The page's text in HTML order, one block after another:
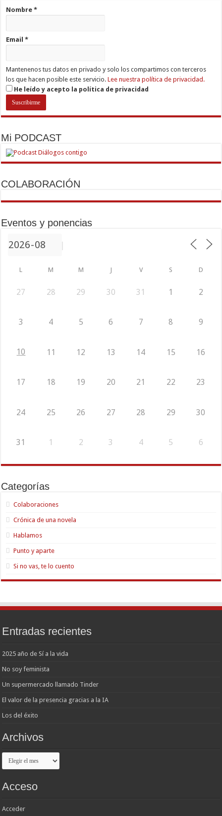
Nombre*
Email*
Mantenenos tus datos en privado y solo los compartimos con terceros
los que hacen posible este servicio.Lee nuestra política de privacidad.
He leído y acepto la política de privacidad
Mi PODCAST
COLABORACIÓN
Eventos y ponencias
L M M J V S D
27 28 29 30 31 1 2
3 4 5 6 7 8 9
10 11 12 13 14 15 16
17 18 19 20 21 22 23
24 25 26 27 28 29 30
31 1 2 3 4 5 6
Categorías
Colaboraciones
Crónica de una novela
Hablamos
Punto y aparte
Si no vas, te lo cuento
Entradas recientes
2025 año de Sí a la vida
No soy feminista
Un supermercado llamado Tinder
El valor de la presencia gracias a la IA
Los del éxito
Archivos
Archivos
Acceso
Acceder